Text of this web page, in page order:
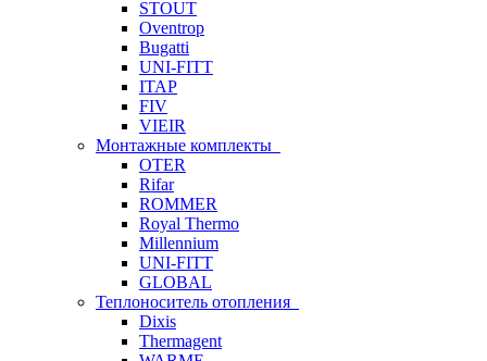
STOUT
Oventrop
Bugatti
UNI-FITT
ITAP
FIV
VIEIR
Монтажные комплекты
OTER
Rifar
ROMMER
Royal Thermo
Millennium
UNI-FITT
GLOBAL
Теплоноситель отопления
Dixis
Thermagent